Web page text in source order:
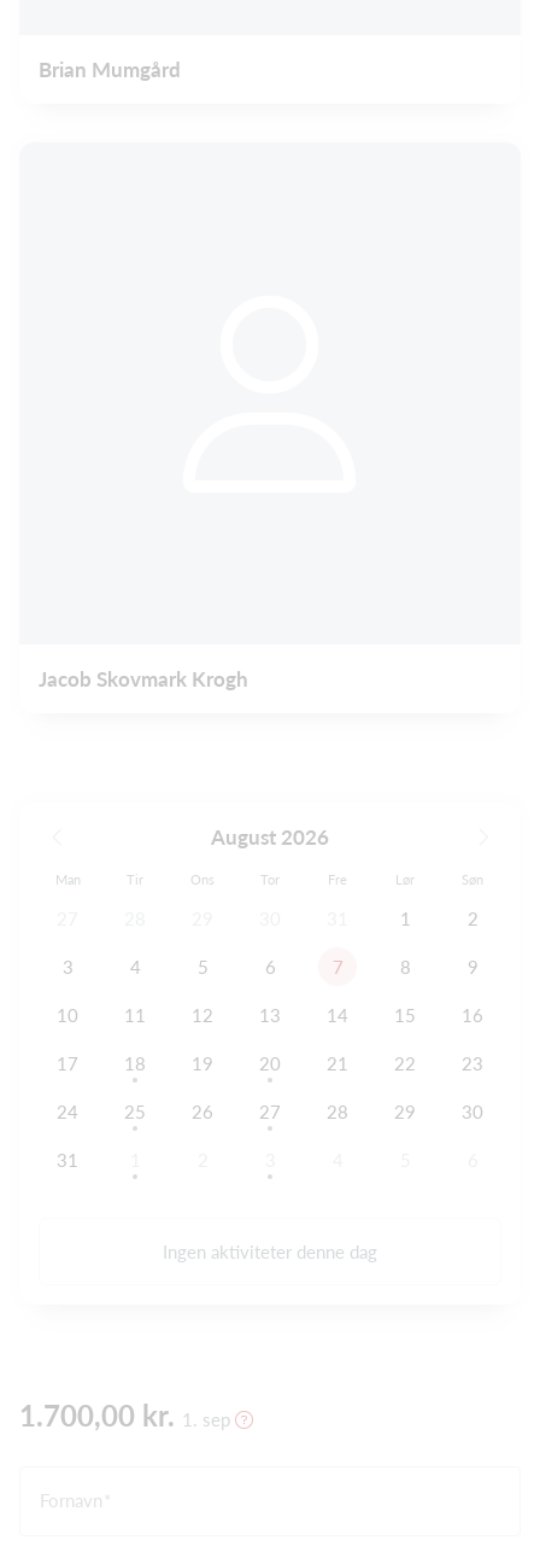
Brian Mumgård
Jacob Skovmark Krogh
August 2026
Man Tir Ons Tor Fre Lør Søn
1 2
3 4 5 6 7 8 9
10 11 12 13 14 15 16
17 18 19 20 21 22 23
24 25 26 27 28 29 30
31
Ingen aktiviteter denne dag
1.700,00 kr. 1. sep
Fornavn